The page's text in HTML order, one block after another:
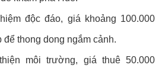
độc đáo, giá khoảng 100.000
thong dong ngắm cảnh.
môi trường, giá thuê 50.000